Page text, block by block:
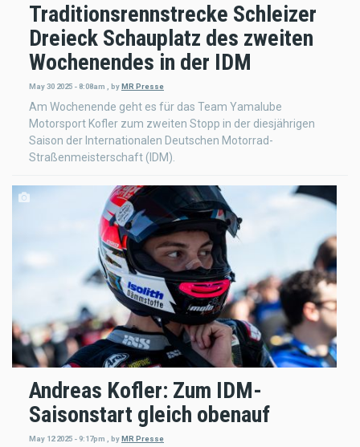
Traditionsrennstrecke Schleizer
Dreieck Schauplatz des zweiten
Wochenendes in der IDM
May 30 2025 - 8:08am byMR Presse
Am Wochenende geht es für das Team Yamalube
Motorsport Kofler zum zweiten Stopp in der diesjährigen
Saison der Internationalen Deutschen Motorrad-
Straßenmeisterschaft (IDM).
Andreas Kofler: Zum IDM-
Saisonstart gleich obenauf
May 12 2025 - 9:17pm byMR Presse